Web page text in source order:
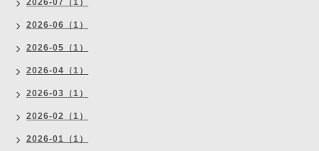
2026-07（1）
2026-06（1）
2026-05（1）
2026-04（1）
2026-03（1）
2026-02（1）
2026-01（1）